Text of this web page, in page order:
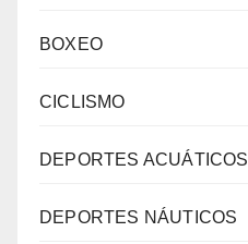
BOXEO
CICLISMO
DEPORTES ACUÁTICOS
DEPORTES NÁUTICOS